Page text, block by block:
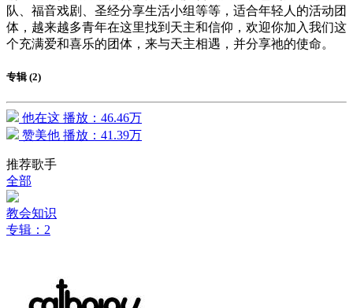
队、福音戏剧、圣经分享生活小组等等，适合年轻人的活动团
体，越来越多青年在这里找到天主和信仰，欢迎你加入我们这
个充满爱和喜乐的团体，来与天主相遇，并分享祂的使命。
专辑 (2)
他在这 播放：46.46万
赞美他 播放：41.39万
推荐歌手
全部
教会知识
专辑：2